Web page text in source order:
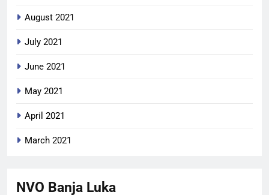
August 2021
July 2021
June 2021
May 2021
April 2021
March 2021
NVO Banja Luka